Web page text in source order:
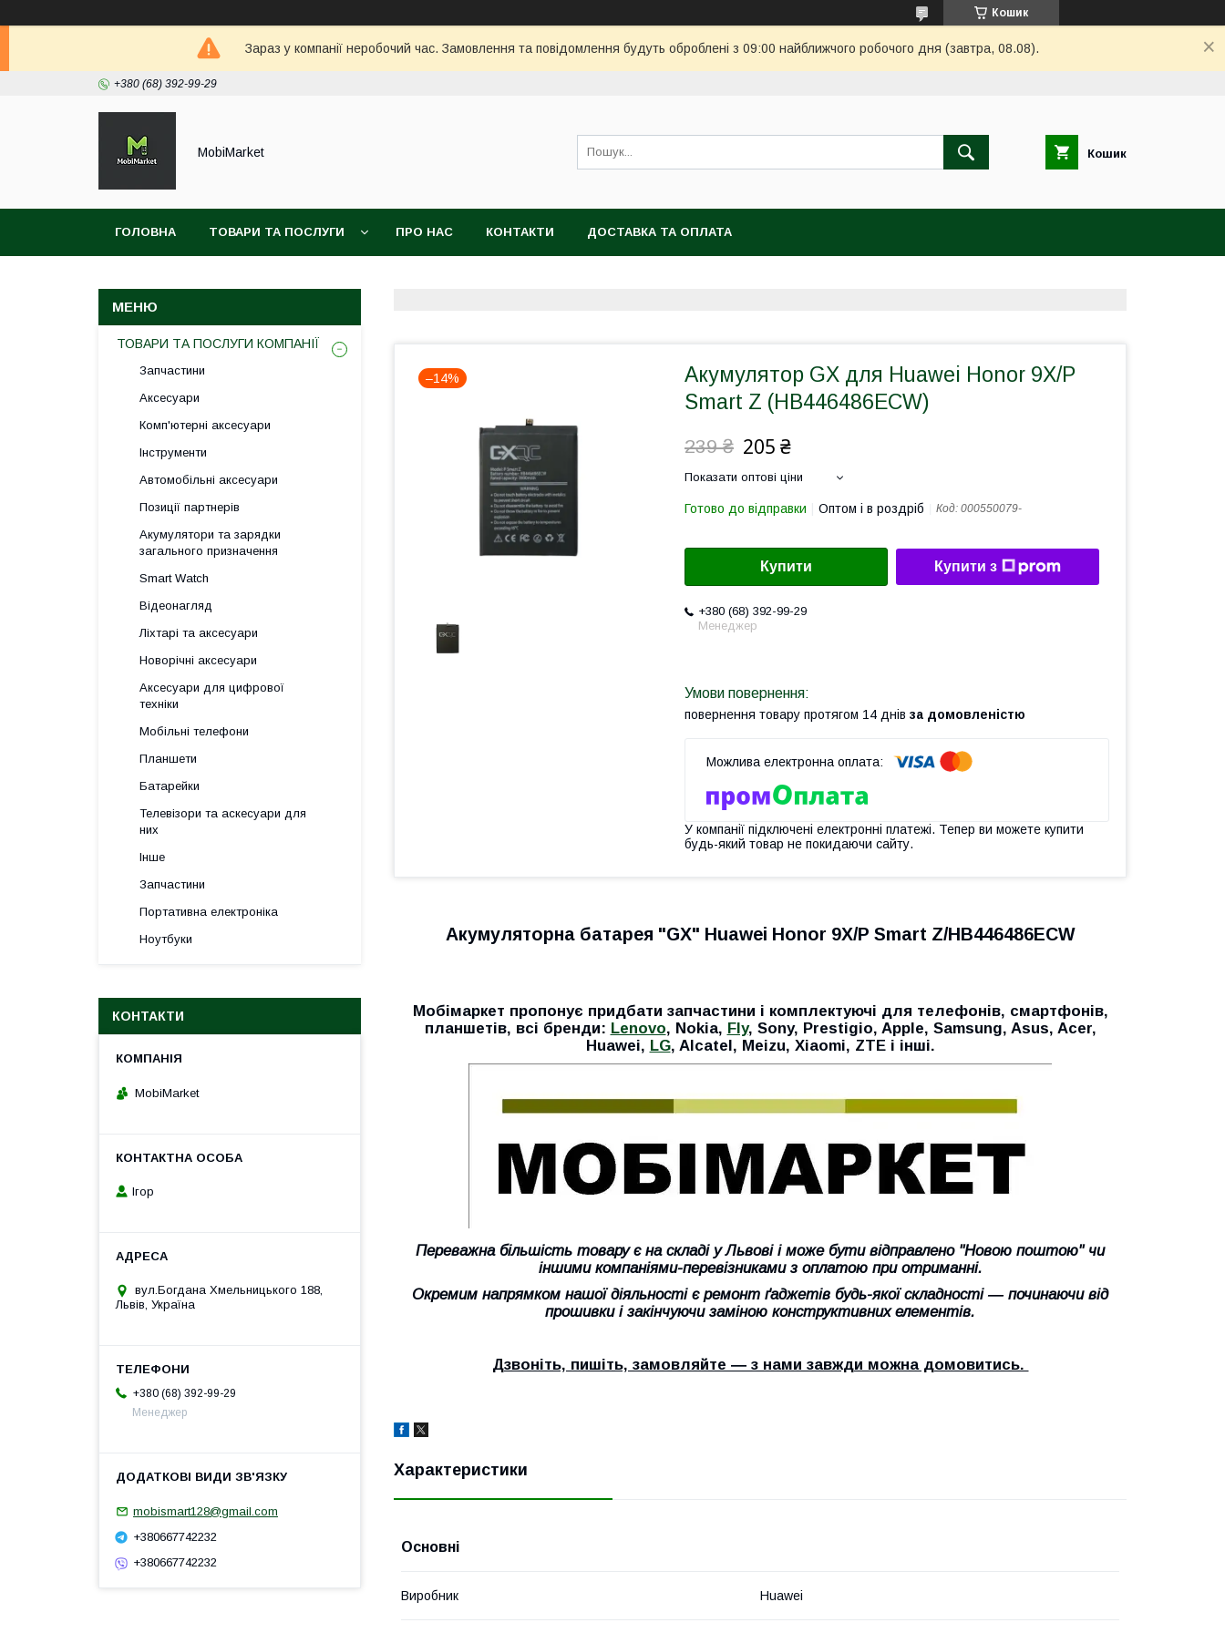
Кошик
Зараз у компанії неробочий час. Замовлення та повідомлення будуть оброблені з 09:00 найближчого робочого дня (завтра, 08.08).
+380 (68) 392-99-29
MobiMarket Кошик
ГОЛОВНА ТОВАРИ ТА ПОСЛУГИ ПРО НАС КОНТАКТИ ДОСТАВКА ТА ОПЛАТА
–14%
Акумулятор GX для Huawei Honor 9X/P
Smart Z (HB446486ECW)
239 ₴ 205 ₴
Показати оптові ціни
Готово до відправки Оптом і в роздріб Код: 000550079-
Купити Купити з
+380 (68) 392-99-29
Менеджер
повернення товару протягом 14 днів за домовленістю
У компанії підключені електронні платежі. Тепер ви можете купити
будь-який товар не покидаючи сайту.
Акумуляторна батарея "GX" Huawei Honor 9X/P Smart Z/HB446486ECW
Мобімаркет пропонує придбати запчастини і комплектуючі для телефонів, смартфонів,
планшетів, всі бренди: Lenovo, Nokia, Fly, Sony, Prestigio, Apple, Samsung, Asus, Acer,
Huawei, LG, Alcatel, Meizu, Xiaomi, ZTE і інші.
Переважна більшість товару є на складі у Львові і може бути відправлено "Новою поштою" чи
іншими компаніями-перевізниками з оплатою при отриманні.
Окремим напрямком нашої діяльності є ремонт ґаджетів будь-якої складності ― починаючи від
прошивки і закінчуючи заміною конструктивних елементів.
Дзвоніть, пишіть, замовляйте ― з нами завжди можна домовитись.
Характеристики
Основні
Виробник Huawei
ТОВАРИ ТА ПОСЛУГИ КОМПАНІЇ
Запчастини
Аксесуари
Комп'ютерні аксесуари
Інструменти
Автомобільні аксесуари
Позиції партнерів
Акумулятори та зарядки
загального призначення
Smart Watch
Відеонагляд
Ліхтарі та аксесуари
Новорічні аксесуари
Аксесуари для цифрової
техніки
Мобільні телефони
Планшети
Батарейки
Телевізори та аскесуари для
них
Інше
Запчастини
Портативна електроніка
Ноутбуки
КОНТАКТИ
MobiMarket
Ігор
вул.Богдана Хмельницького 188,
Львів, Україна
+380 (68) 392-99-29
Менеджер
mobismart128@gmail.com
+380667742232
+380667742232